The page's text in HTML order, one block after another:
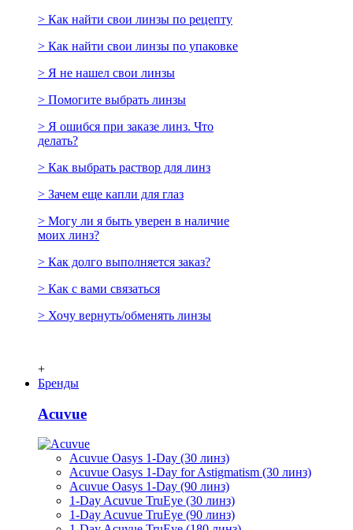
> Как найти свои линзы по рецепту
> Как найти свои линзы по упаковке
> Я не нашел свои линзы
> Помогите выбрать линзы
> Я ошибся при заказе линз. Что
делать?
> Как выбрать раствор для линз
> Зачем еще капли для глаз
> Могу ли я быть уверен в наличие
моих линз?
> Как долго выполняется заказ?
> Как с вами связаться
> Хочу вернуть/обменять линзы
+
Бренды
Acuvue
Acuvue Oasys 1-Day (30 линз)
Acuvue Oasys 1-Day for Astigmatism (30 линз)
Acuvue Oasys 1-Day (90 линз)
1-Day Acuvue TruEye (30 линз)
1-Day Acuvue TruEye (90 линз)